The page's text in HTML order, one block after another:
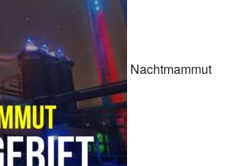
Nachtmammut